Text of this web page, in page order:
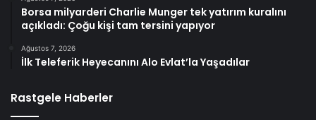
Borsa milyarderi Charlie Munger tek yatırım kuralını
açıkladı: Çoğu kişi tam tersini yapıyor
Ağustos 7, 2026
İlk Teleferik Heyecanını Alo Evlat’la Yaşadılar
Rastgele Haberler